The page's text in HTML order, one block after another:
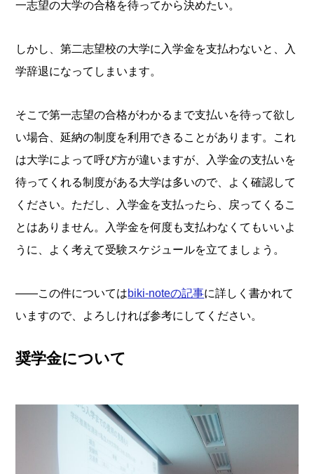
一志望の大学の合格を待ってから決めたい。
しかし、第二志望校の大学に入学金を支払わないと、入
学辞退になってしまいます。
そこで第一志望の合格がわかるまで支払いを待って欲し
い場合、延納の制度を利用できることがあります。これ
は大学によって呼び方が違いますが、入学金の支払いを
待ってくれる制度がある大学は多いので、よく確認して
ください。ただし、入学金を支払ったら、戻ってくるこ
とはありません。入学金を何度も支払わなくてもいいよ
うに、よく考えて受験スケジュールを立てましょう。
――この件についてはbiki-noteの記事に詳しく書かれて
いますので、よろしければ参考にしてください。
奨学金について